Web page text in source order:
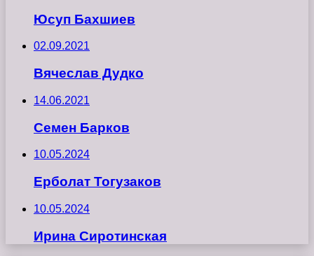
Юсуп Бахшиев
02.09.2021
Вячеслав Дудко
14.06.2021
Семен Барков
10.05.2024
Ерболат Тогузаков
10.05.2024
Ирина Сиротинская